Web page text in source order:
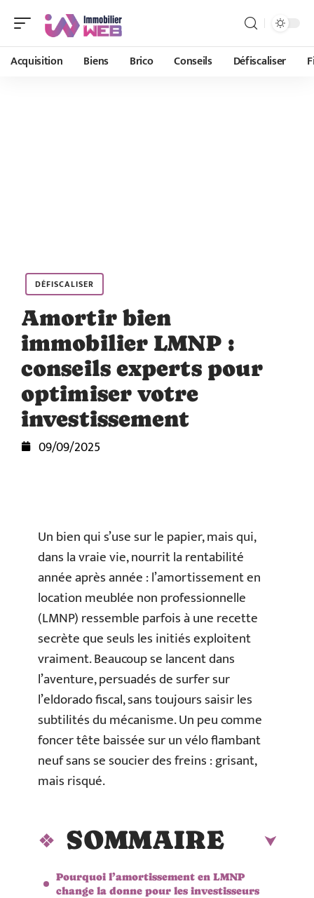
Acquisition Biens Brico Conseils Défiscaliser
DÉFISCALISER
Amortir bien
immobilier LMNP :
conseils experts pour
optimiser votre
investissement
09/09/2025
Un bien qui s’use sur le papier, mais qui,
dans la vraie vie, nourrit la rentabilité
année après année : l’amortissement en
location meublée non professionnelle
(LMNP) ressemble parfois à une recette
secrète que seuls les initiés exploitent
vraiment. Beaucoup se lancent dans
l’aventure, persuadés de surfer sur
l’eldorado fiscal, sans toujours saisir les
subtilités du mécanisme. Un peu comme
foncer tête baissée sur un vélo flambant
neuf sans se soucier des freins : grisant,
mais risqué.
SOMMAIRE
Pourquoi l’amortissement en LMNP
change la donne pour les investisseurs